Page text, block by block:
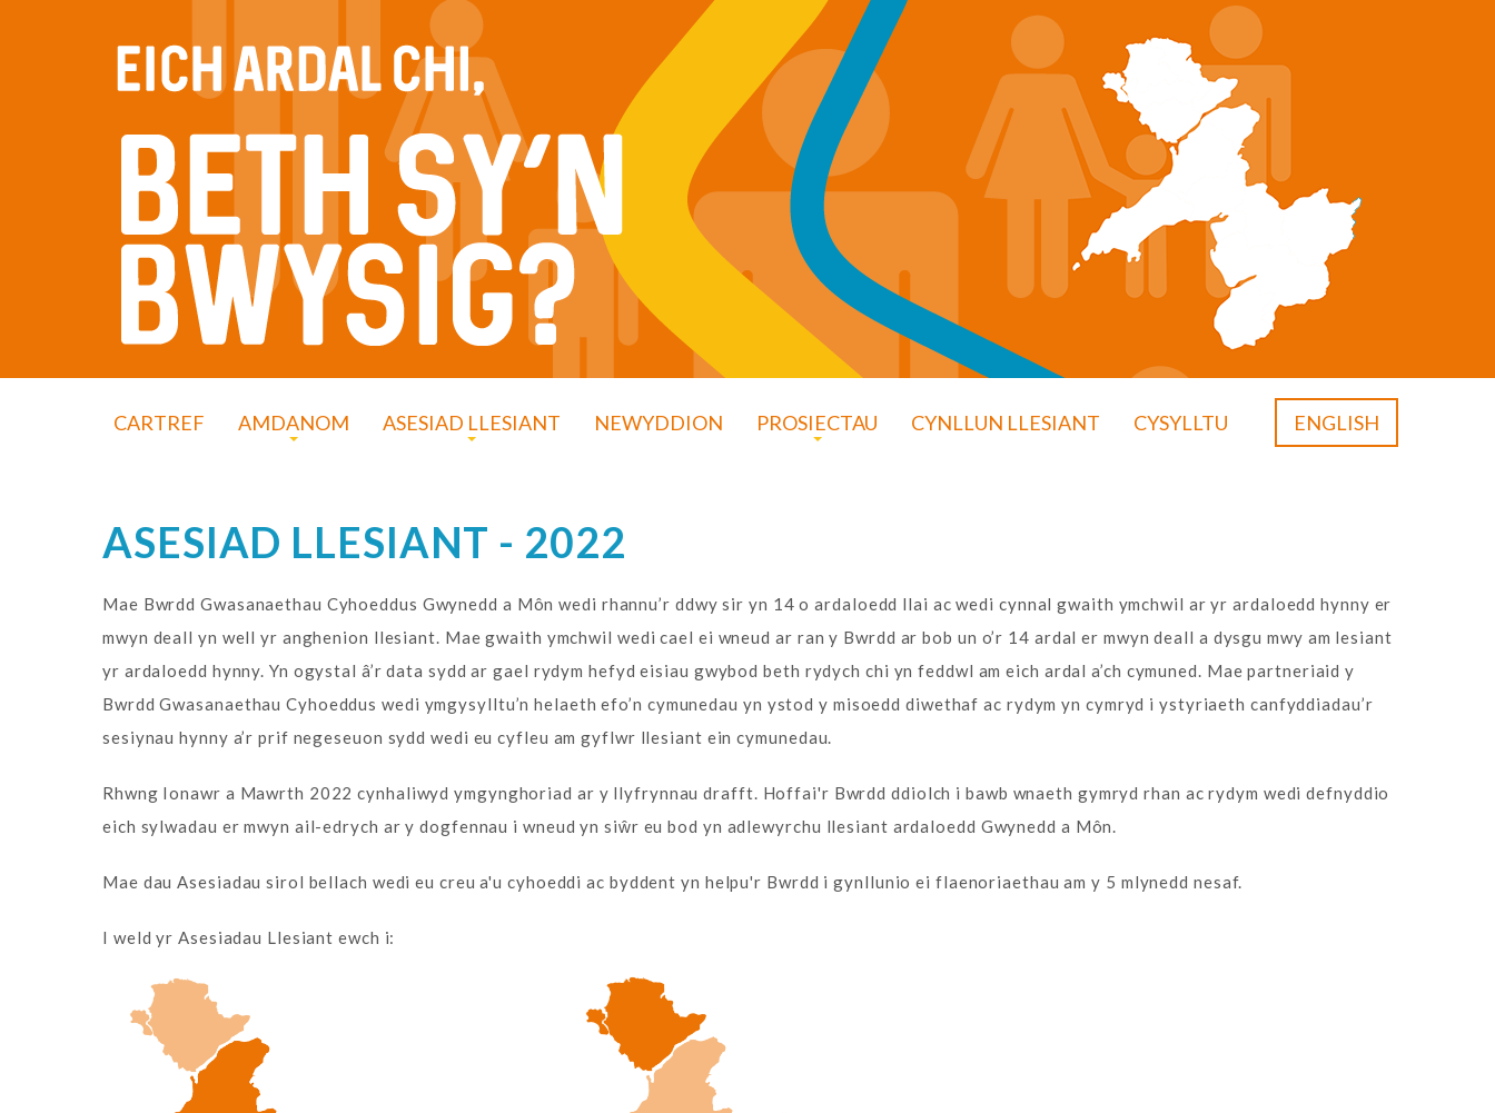
CARTREF AMDANOM ASESIAD LLESIANT NEWYDDION PROSIECTAU CYNLLUN LLESIANT CYSYLLTU ENGLISH
ASESIAD LLESIANT - 2022
Mae Bwrdd Gwasanaethau Cyhoeddus Gwynedd a Môn wedi rhannu’r ddwy sir yn 14 o ardaloedd llai ac wedi cynnal gwaith ymchwil ar yr ardaloedd hynny er
mwyn deall yn well yr anghenion llesiant. Mae gwaith ymchwil wedi cael ei wneud ar ran y Bwrdd ar bob un o’r 14 ardal er mwyn deall a dysgu mwy am lesiant
yr ardaloedd hynny. Yn ogystal â’r data sydd ar gael rydym hefyd eisiau gwybod beth rydych chi yn feddwl am eich ardal a’ch cymuned. Mae partneriaid y
Bwrdd Gwasanaethau Cyhoeddus wedi ymgysylltu’n helaeth efo’n cymunedau yn ystod y misoedd diwethaf ac rydym yn cymryd i ystyriaeth canfyddiadau’r
sesiynau hynny a’r prif negeseuon sydd wedi eu cyfleu am gyflwr llesiant ein cymunedau.
Rhwng Ionawr a Mawrth 2022 cynhaliwyd ymgynghoriad ar y llyfrynnau drafft. Hoffai'r Bwrdd ddiolch i bawb wnaeth gymryd rhan ac rydym wedi defnyddio
eich sylwadau er mwyn ail-edrych ar y dogfennau i wneud yn siŵr eu bod yn adlewyrchu llesiant ardaloedd Gwynedd a Môn.
Mae dau Asesiadau sirol bellach wedi eu creu a'u cyhoeddi ac byddent yn helpu'r Bwrdd i gynllunio ei flaenoriaethau am y 5 mlynedd nesaf.
I weld yr Asesiadau Llesiant ewch i: